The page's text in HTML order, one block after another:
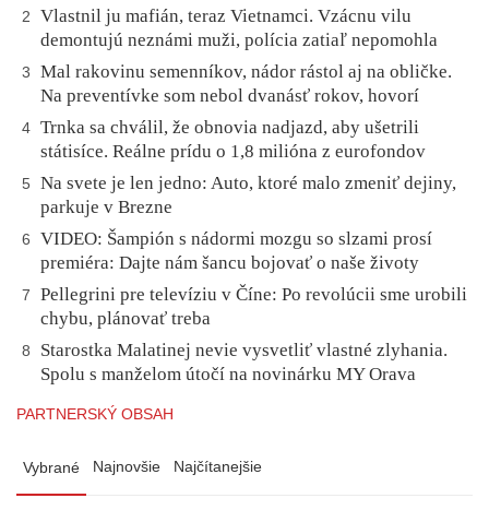
2
Vlastnil ju mafián, teraz Vietnamci. Vzácnu vilu
demontujú neznámi muži, polícia zatiaľ nepomohla
3
Mal rakovinu semenníkov, nádor rástol aj na obličke.
Na preventívke som nebol dvanásť rokov, hovorí
4 Trnka sa chválil, že obnovia nadjazd, aby ušetrili
státisíce. Reálne prídu o 1,8 milióna z eurofondov
5
Na svete je len jedno: Auto, ktoré malo zmeniť dejiny,
parkuje v Brezne
6
VIDEO: Šampión s nádormi mozgu so slzami prosí
premiéra: Dajte nám šancu bojovať o naše životy
7
Pellegrini pre televíziu v Číne: Po revolúcii sme urobili
chybu, plánovať treba
8
Starostka Malatinej nevie vysvetliť vlastné zlyhania.
Spolu s manželom útočí na novinárku MY Orava
PARTNERSKÝ OBSAH
Vybrané Najnovšie Najčítanejšie